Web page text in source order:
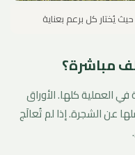
يُختار كل برعم بعناية
مباشرة؟
العملية كلها. الأوراق
عن الشجرة. إذا لم تُعالَج